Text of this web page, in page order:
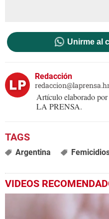
Unirme al
Redacción
Artículo elaborado
LA PRENSA.
Argentina
VIDEOS